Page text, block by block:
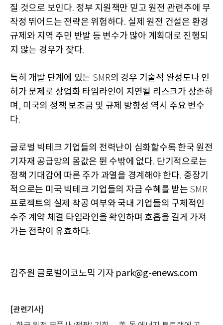
질 것으로 보인다. 정부 지원책만 믿고 원전 관련주에 무
작정 뛰어드는 전략은 위험하다. 실제 원전 건설은 환경
규제와 지역 주민 반발 등 변수가 많아 계획대로 진행되
지 않는 경우가 잦다.
특히 개발 단계에 있는 SMR의 경우 기술적 완성도나 인
허가 문제로 상업화 타임라인이 지연될 리스크가 상존하
며 , 미국의 정책 보조금 및 규제 방향성 역시 주요 변수
다.
글로벌 빅테크 기업들의 전력난이 심화할수록 한국 원전
기자재 공급망의 몸값은 뛴 수밖에 없다. 단기적으로는
정책 기대감에 따른 주가 과열을 경계해야 한다. 중장기
적으로는 미국 빅테크 기업들의 자금 수혜를 받는 SMR
프로젝트의 실제 착공 여부와 국내 기업들의 구체적인
수주 계약 체결 타임라인을 확인하며 호흡을 길게 가져
가는 전략이 유효하다.
김주원 글로벌이코노믹 기자 park@g-enews.com
[관련기사]